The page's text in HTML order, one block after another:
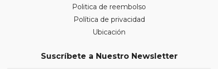
Politica de reembolso
Política de privacidad
Ubicación
Suscríbete a Nuestro Newsletter